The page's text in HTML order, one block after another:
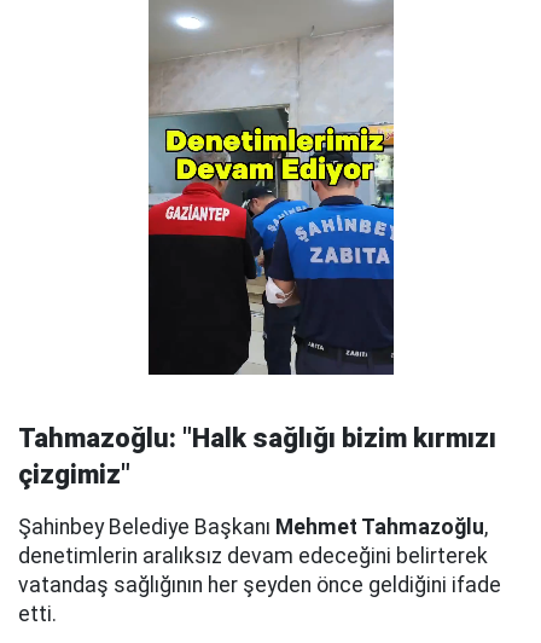
Tahmazoğlu: "Halk sağlığı bizim kırmızı
çizgimiz"
Şahinbey Belediye Başkanı Mehmet Tahmazoğlu,
denetimlerin aralıksız devam edeceğini belirterek
vatandaş sağlığının her şeyden önce geldiğini ifade
etti.